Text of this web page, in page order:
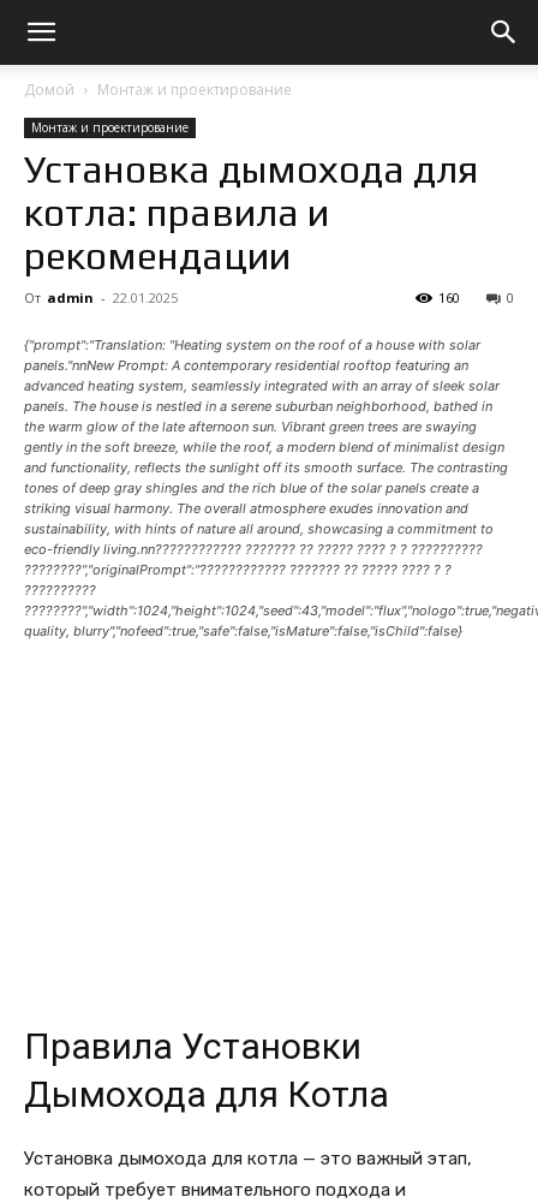
Домой Монтаж и проектирование
Монтаж и проектирование
Установка дымохода для
котла: правила и
рекомендации
От admin - 22.01.2025 0
160
{"prompt":"Translation: "Heating system on the roof of a house with solar
panels."nnNew Prompt: A contemporary residential rooftop featuring an
advanced heating system, seamlessly integrated with an array of sleek solar
panels. The house is nestled in a serene suburban neighborhood, bathed in
the warm glow of the late afternoon sun. Vibrant green trees are swaying
gently in the soft breeze, while the roof, a modern blend of minimalist design
and functionality, reflects the sunlight off its smooth surface. The contrasting
tones of deep gray shingles and the rich blue of the solar panels create a
striking visual harmony. The overall atmosphere exudes innovation and
sustainability, with hints of nature all around, showcasing a commitment to
eco-friendly living.nn???????????? ??????? ?? ????? ???? ? ? ??????????
????????","originalPrompt":"???????????? ??????? ?? ????? ???? ? ?
??????????
quality, blurry","nofeed":true,"safe":false,"isMature":false,"isChild":false}
Правила Установки
Дымохода для Котла
Установка дымохода для котла — это важный этап,
который требует внимательного подхода и